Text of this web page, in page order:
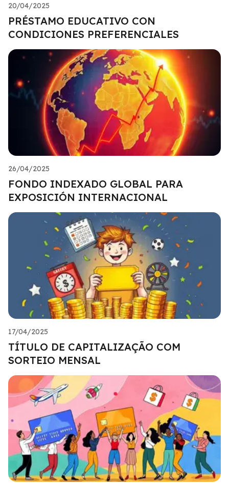
20/04/2025
PRÉSTAMO EDUCATIVO CON
CONDICIONES PREFERENCIALES
26/04/2025
FONDO INDEXADO GLOBAL PARA
EXPOSICIÓN INTERNACIONAL
17/04/2025
TÍTULO DE CAPITALIZAÇÃO COM
SORTEIO MENSAL